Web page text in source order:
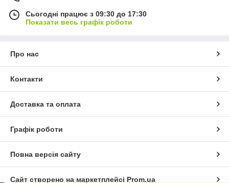
Сьогодні працює з 09:30 до 17:30
Показати весь графік роботи
Про нас
Контакти
Доставка та оплата
Графік роботи
Повна версія сайту
Сайт створено на маркетплейсі Prom.ua